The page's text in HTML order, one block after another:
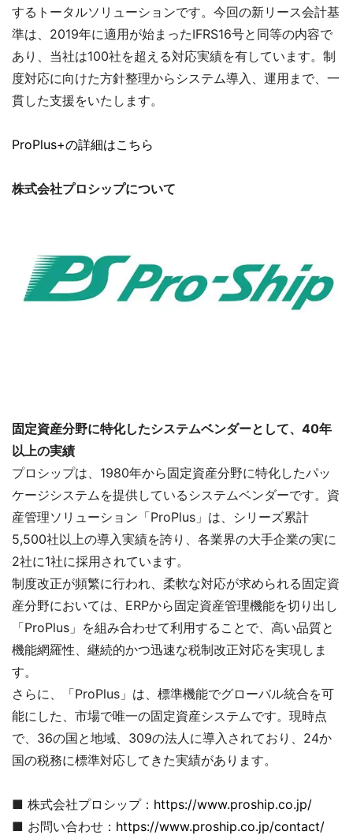
するトータルソリューションです。今回の新リース会計基
準は、2019年に適用が始まったIFRS16号と同等の内容で
あり、当社は100社を超える対応実績を有しています。制
度対応に向けた方針整理からシステム導入、運用まで、一
貫した支援をいたします。
ProPlus+の詳細はこちら
株式会社プロシップについて
固定資産分野に特化したシステムベンダーとして、40年
以上の実績
プロシップは、1980年から固定資産分野に特化したパッ
ケージシステムを提供しているシステムベンダーです。資
産管理ソリューション「ProPlus」は、シリーズ累計
5,500社以上の導入実績を誇り、各業界の大手企業の実に
2社に1社に採用されています。
制度改正が頻繁に行われ、柔軟な対応が求められる固定資
産分野においては、ERPから固定資産管理機能を切り出し
「ProPlus」を組み合わせて利用することで、高い品質と
機能網羅性、継続的かつ迅速な税制改正対応を実現しま
す。
さらに、「ProPlus」は、標準機能でグローバル統合を可
能にした、市場で唯一の固定資産システムです。現時点
で、36の国と地域、309の法人に導入されており、24か
国の税務に標準対応してきた実績があります。
■ 株式会社プロシップ： https://www.proship.co.jp/
■ お問い合わせ： https://www.proship.co.jp/contact/